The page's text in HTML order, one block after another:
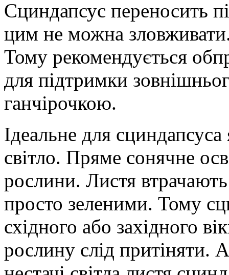
Сциндапсус переносить
цим не можна зловживати.
Тому рекомендується
для підтримки
ганчірочкою.
Ідеальне для
світло. Пряме сонячне
рослини. Листя втрачають
просто зеленими. Тому
східного або західного
рослину слід притіняти.